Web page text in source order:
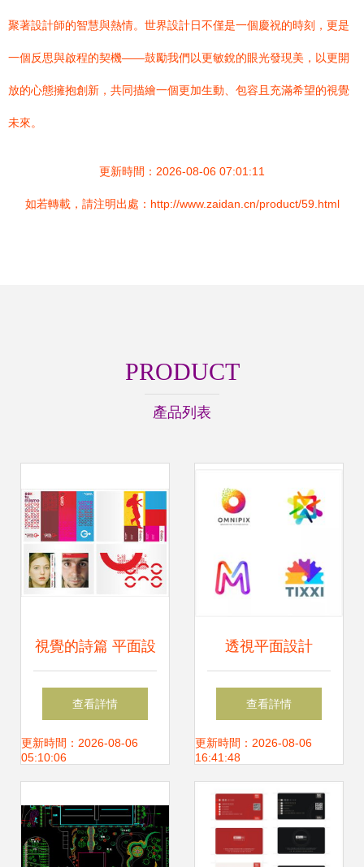
聚著設計師的智慧與熱情。世界設計日不僅是一個慶祝的時刻，更是
一個反思與啟程的契機——鼓勵我們以更敏銳的眼光發現美，以更開
放的心態擁抱創新，共同描繪一個更加生動、包容且充滿希望的視覺
未來。
更新時間：2026-08-06 07:01:11
如若轉載，請注明出處：http://www.zaidan.cn/product/59.html
PRODUCT
產品列表
視覺的詩篇 平面設
計的藝術魅力探索
查看詳情
更新時間：2026-08-06
05:10:06
透視平面設計
2018年五大趨勢回
顧與2019年前瞻預
測
查看詳情
更新時間：2026-08-06
16:41:48